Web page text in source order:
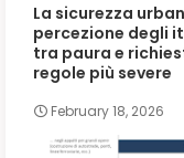
La sicurezza
percezione degli
tra paura e
regole più severe
February 18, 2026